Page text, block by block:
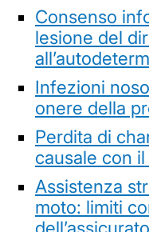
Consenso
lesione del
Infezioni
onere della
Perdita di
causale con
Assistenza
moto: limiti
dell’assicurato